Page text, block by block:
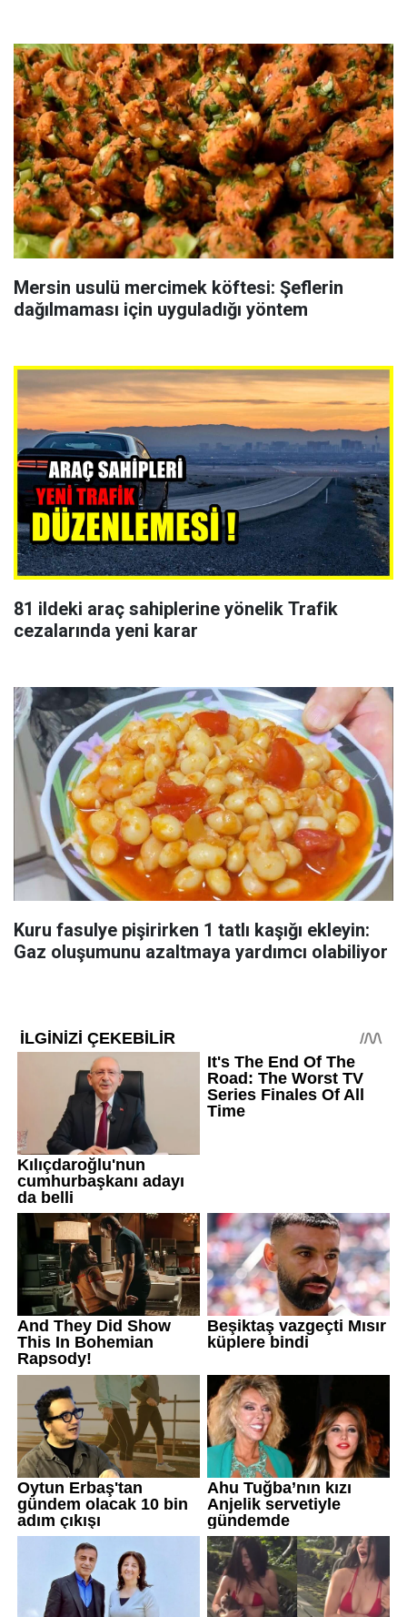
Mersin usulü mercimek köftesi: Şeflerin
dağılmaması için uyguladığı yöntem
81 ildeki araç sahiplerine yönelik Trafik
cezalarında yeni karar
Kuru fasulye pişirirken 1 tatlı kaşığı ekleyin:
Gaz oluşumunu azaltmaya yardımcı olabiliyor